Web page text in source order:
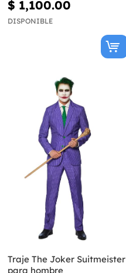
$ 1,100.00
DISPONIBLE
Traje The Joker Suitmeister
para hombre